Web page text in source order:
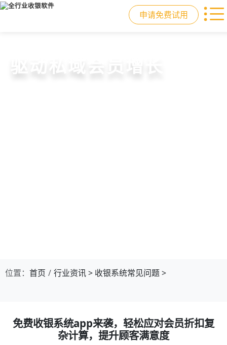
申请免费试用
门店收银，就用店易
重塑门店运营体验
驱动私域会员增长
快速拓展生意边界
位置： 首页 行业资讯> 收银系统常见问题>
免费收银系统app来袭，轻松应对会员折扣复
杂计算，提升顾客满意度